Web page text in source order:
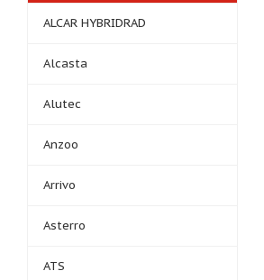
ALCAR HYBRIDRAD
Alcasta
Alutec
Anzoo
Arrivo
Asterro
ATS